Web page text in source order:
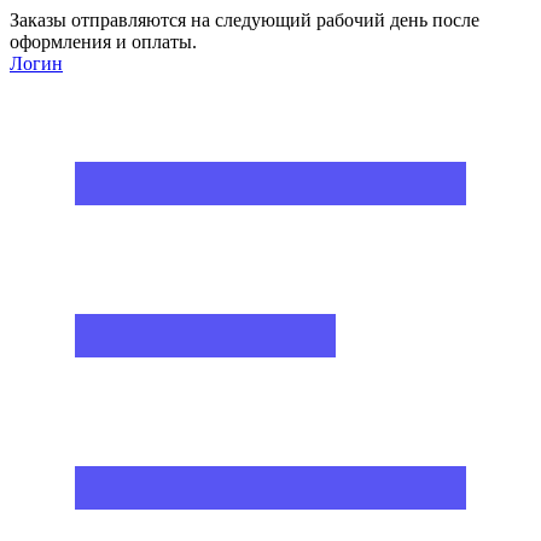
Заказы отправляются на следующий рабочий день после
оформления и оплаты.
Логин